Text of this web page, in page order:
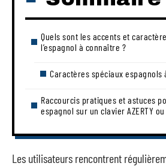
Quels sont les accents et
l’espagnol à connaître ?
Caractères spéciaux espagnols
Raccourcis pratiques et astuces
espagnol sur un clavier AZERTY ou
Les utilisateurs rencontrent